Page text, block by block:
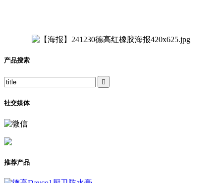
产品搜索

社交媒体
推荐产品